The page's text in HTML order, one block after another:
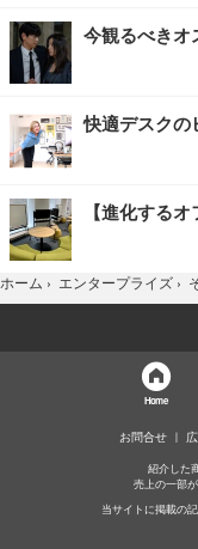
今観るべきオ
快適デスクの
【進化するオ
ホーム › エンタープライズ ›
Home
お問合せ
紹介した
売上の一部
当サイトに掲載の